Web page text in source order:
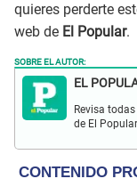
quieres perderte
web de El Popular.
SOBRE EL AUTOR:
EL
Revisa
de El